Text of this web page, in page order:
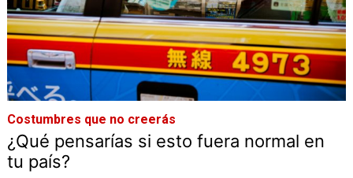
Costumbres que no creerás
¿Qué pensarías si esto fuera normal en
tu país?